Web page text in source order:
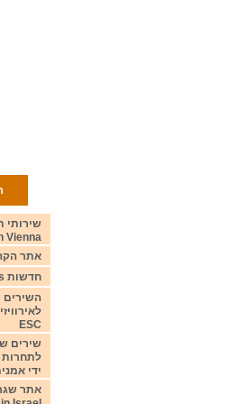
Vienna
אתר
חדשות News
ESC
שירים
לתחרות
ידי